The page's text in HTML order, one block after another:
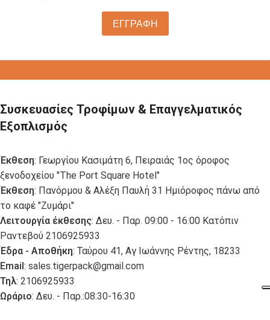
ΕΓΓΡΑΦΗ
Συσκευασίες Τροφίμων & Επαγγελματικός
Εξοπλισμός
Έκθεση: Γεωργίου Κασιμάτη 6, Πειραιάς 1ος όροφος
ξενοδοχείου "The Port Square Hotel"
Έκθεση: Πανόρμου & Αλέξη Παυλή 31 Ημιόροφος πάνω από
το καφέ "Ζυμάρι"
Λειτουργία έκθεσης: Δευ. - Παρ. 09:00 - 16:00 Κατόπιν
Ραντεβού 2106925933
Έδρα - Αποθήκη: Ταύρου 41, Αγ Ιωάννης Ρέντης, 18233
Email: sales.tigerpack@gmail.com
Τηλ: 2106925933
Ωράριο: Δευ. - Παρ.:08:30-16:30